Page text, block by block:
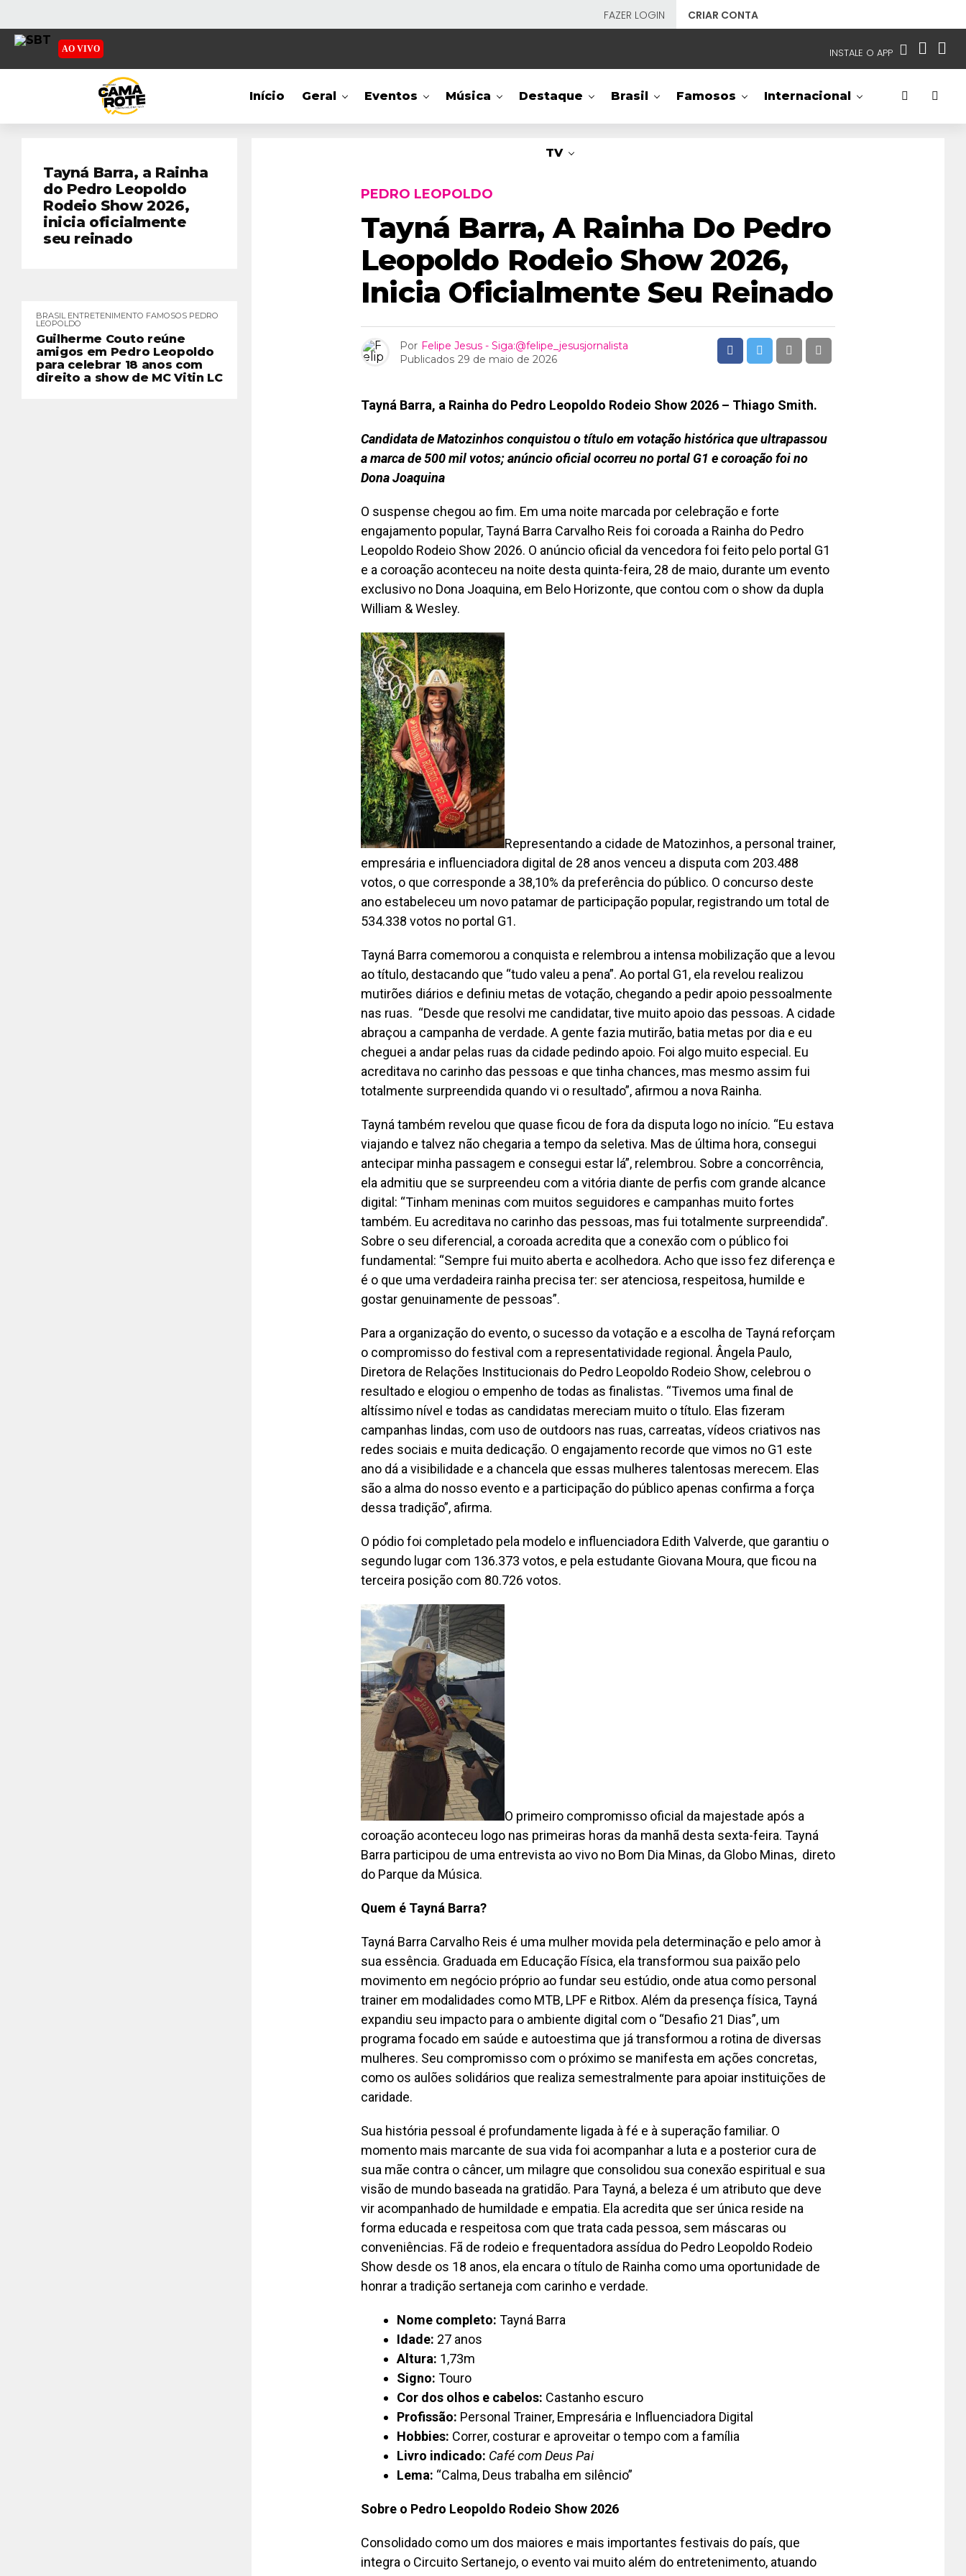
FAZER LOGIN CRIAR CONTA
AO VIVO INSTALE O APP
NOSSAS REDES APP TV SBT
Início Geral Eventos Música Destaque Brasil Famosos Internacional
TV
Tayná Barra, a Rainha
do Pedro Leopoldo
Rodeio Show 2026,
inicia oficialmente
seu reinado
BRASIL ENTRETENIMENTO FAMOSOS PEDRO
LEOPOLDO
Guilherme Couto reúne
amigos em Pedro Leopoldo
para celebrar 18 anos com
direito a show de MC Vitin LC
PEDRO LEOPOLDO
Tayná Barra, A Rainha Do Pedro
Leopoldo Rodeio Show 2026,
Inicia Oficialmente Seu Reinado
Por Felipe Jesus - Siga:@felipe_jesusjornalista
Publicados 29 de maio de 2026
Tayná Barra, a Rainha do Pedro Leopoldo Rodeio Show 2026 – Thiago Smith.
Candidata de Matozinhos conquistou o título em votação histórica que ultrapassou
a marca de 500 mil votos; anúncio oficial ocorreu no portal G1 e coroação foi no
Dona Joaquina
O suspense chegou ao fim. Em uma noite marcada por celebração e forte
engajamento popular, Tayná Barra Carvalho Reis foi coroada a Rainha do Pedro
Leopoldo Rodeio Show 2026. O anúncio oficial da vencedora foi feito pelo portal G1
e a coroação aconteceu na noite desta quinta-feira, 28 de maio, durante um evento
exclusivo no Dona Joaquina, em Belo Horizonte, que contou com o show da dupla
William & Wesley.
Representando a cidade de Matozinhos, a personal trainer,
empresária e influenciadora digital de 28 anos venceu a disputa com 203.488
votos, o que corresponde a 38,10% da preferência do público. O concurso deste
ano estabeleceu um novo patamar de participação popular, registrando um total de
534.338 votos no portal G1.
Tayná Barra comemorou a conquista e relembrou a intensa mobilização que a levou
ao título, destacando que “tudo valeu a pena”. Ao portal G1, ela revelou realizou
mutirões diários e definiu metas de votação, chegando a pedir apoio pessoalmente
nas ruas. “Desde que resolvi me candidatar, tive muito apoio das pessoas. A cidade
abraçou a campanha de verdade. A gente fazia mutirão, batia metas por dia e eu
cheguei a andar pelas ruas da cidade pedindo apoio. Foi algo muito especial. Eu
acreditava no carinho das pessoas e que tinha chances, mas mesmo assim fui
totalmente surpreendida quando vi o resultado”, afirmou a nova Rainha.
Tayná também revelou que quase ficou de fora da disputa logo no início. “Eu estava
viajando e talvez não chegaria a tempo da seletiva. Mas de última hora, consegui
antecipar minha passagem e consegui estar lá”, relembrou. Sobre a concorrência,
ela admitiu que se surpreendeu com a vitória diante de perfis com grande alcance
digital: “Tinham meninas com muitos seguidores e campanhas muito fortes
também. Eu acreditava no carinho das pessoas, mas fui totalmente surpreendida”.
Sobre o seu diferencial, a coroada acredita que a conexão com o público foi
fundamental: “Sempre fui muito aberta e acolhedora. Acho que isso fez diferença e
é o que uma verdadeira rainha precisa ter: ser atenciosa, respeitosa, humilde e
gostar genuinamente de pessoas”.
Para a organização do evento, o sucesso da votação e a escolha de Tayná reforçam
o compromisso do festival com a representatividade regional. Ângela Paulo,
Diretora de Relações Institucionais do Pedro Leopoldo Rodeio Show, celebrou o
resultado e elogiou o empenho de todas as finalistas. “Tivemos uma final de
altíssimo nível e todas as candidatas mereciam muito o título. Elas fizeram
campanhas lindas, com uso de outdoors nas ruas, carreatas, vídeos criativos nas
redes sociais e muita dedicação. O engajamento recorde que vimos no G1 este
ano dá a visibilidade e a chancela que essas mulheres talentosas merecem. Elas
são a alma do nosso evento e a participação do público apenas confirma a força
dessa tradição”, afirma.
O pódio foi completado pela modelo e influenciadora Edith Valverde, que garantiu o
segundo lugar com 136.373 votos, e pela estudante Giovana Moura, que ficou na
terceira posição com 80.726 votos.
O primeiro compromisso oficial da majestade após a
coroação aconteceu logo nas primeiras horas da manhã desta sexta-feira. Tayná
Barra participou de uma entrevista ao vivo no Bom Dia Minas, da Globo Minas, direto
do Parque da Música.
Quem é Tayná Barra?
Tayná Barra Carvalho Reis é uma mulher movida pela determinação e pelo amor à
sua essência. Graduada em Educação Física, ela transformou sua paixão pelo
movimento em negócio próprio ao fundar seu estúdio, onde atua como personal
trainer em modalidades como MTB, LPF e Ritbox. Além da presença física, Tayná
expandiu seu impacto para o ambiente digital com o “Desafio 21 Dias”, um
programa focado em saúde e autoestima que já transformou a rotina de diversas
mulheres. Seu compromisso com o próximo se manifesta em ações concretas,
como os aulões solidários que realiza semestralmente para apoiar instituições de
caridade.
Sua história pessoal é profundamente ligada à fé e à superação familiar. O
momento mais marcante de sua vida foi acompanhar a luta e a posterior cura de
sua mãe contra o câncer, um milagre que consolidou sua conexão espiritual e sua
visão de mundo baseada na gratidão. Para Tayná, a beleza é um atributo que deve
vir acompanhado de humildade e empatia. Ela acredita que ser única reside na
forma educada e respeitosa com que trata cada pessoa, sem máscaras ou
conveniências. Fã de rodeio e frequentadora assídua do Pedro Leopoldo Rodeio
Show desde os 18 anos, ela encara o título de Rainha como uma oportunidade de
honrar a tradição sertaneja com carinho e verdade.
Nome completo: Tayná Barra
Idade: 27 anos
Altura: 1,73m
Signo: Touro
Cor dos olhos e cabelos: Castanho escuro
Profissão: Personal Trainer, Empresária e Influenciadora Digital
Hobbies: Correr, costurar e aproveitar o tempo com a família
Livro indicado: Café com Deus Pai
Lema: “Calma, Deus trabalha em silêncio”
Sobre o Pedro Leopoldo Rodeio Show 2026
Consolidado como um dos maiores e mais importantes festivais do país, que
integra o Circuito Sertanejo, o evento vai muito além do entretenimento, atuando